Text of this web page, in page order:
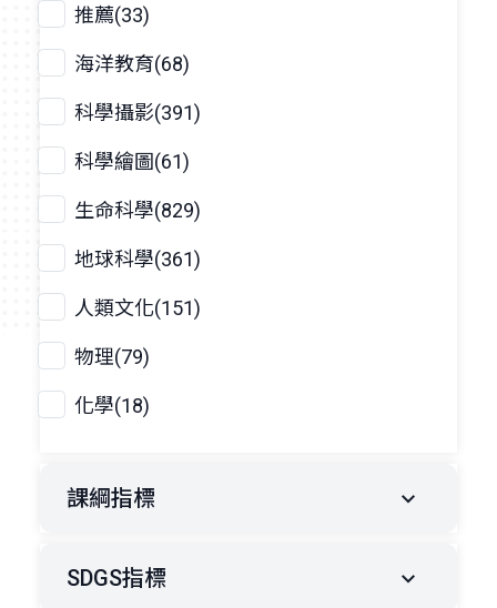
推薦(33)
海洋教育(68)
科學攝影(391)
科學繪圖(61)
生命科學(829)
地球科學(361)
人類文化(151)
物理(79)
化學(18)
課綱指標
SDGS指標